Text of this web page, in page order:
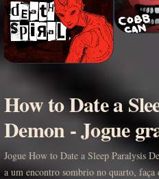
How to Date a
Demon - Jogue
Jogue How to Date a Sleep Paralysis
a um encontro sombrio no quarto, faça